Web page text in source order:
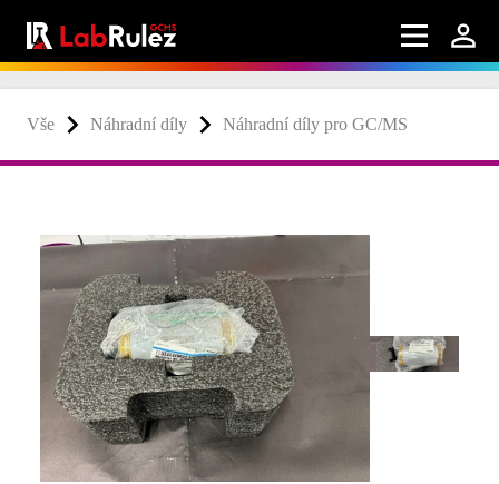
Vše Náhradní díly Náhradní díly pro GC/MS